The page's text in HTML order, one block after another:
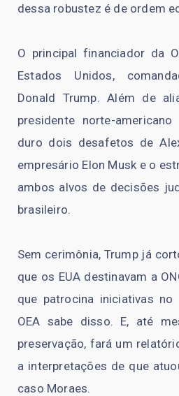
dessa robustez é de ordem
O principal financiador da
Estados Unidos,
Donald Trump. Além de
presidente norte-
duro dois desafetos de
empresário Elon Musk e o
ambos alvos de decisões
brasileiro.
Sem cerimônia, Trump já
que os EUA destinavam a
que patrocina iniciativas no
OEA sabe disso. E, até
preservação, fará um
a interpretações de que
caso Moraes.